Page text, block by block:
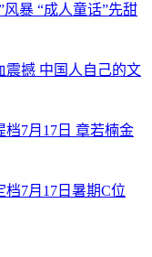
暴 “成人童话”先甜
震撼 中国人自己的文
7月17日 章若楠金
7月17日暑期C位